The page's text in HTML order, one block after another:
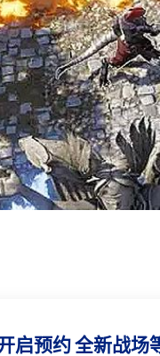
启预约 全新战场